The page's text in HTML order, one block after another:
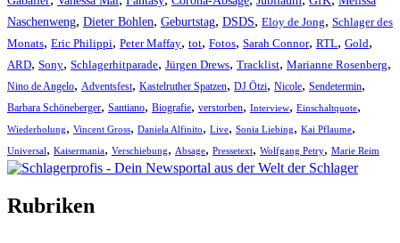
Naschenweng, Dieter Bohlen, Geburtstag, DSDS, Eloy de Jong, Schlager des
Monats, Eric Philippi, Peter Maffay, tot, Fotos, Sarah Connor, RTL, Gold,
ARD, Sony, Schlagerhitparade, Jürgen Drews, Tracklist, Marianne Rosenberg,
Nino de Angelo, Adventsfest, Kastelruther Spatzen, DJ Ötzi, Nicole, Sendetermin,
Barbara Schöneberger, Santiano, Biografie, verstorben, Interview, Einschaltquote,
Wiederholung, Vincent Gross, Daniela Alfinito, Live, Sonia Liebing, Kai Pflaume,
Universal, Kaisermania, Verschiebung, Absage, Pressetext, Wolfgang Petry, Marie Reim
Rubriken